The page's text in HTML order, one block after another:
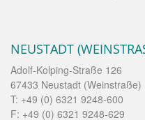
NEUSTADT
Adolf-Kolping-Straße 126
67433 Neustadt (Weinstraße)
T: +49 (0) 6321 9248-600
F: +49 (0) 6321 9248-629